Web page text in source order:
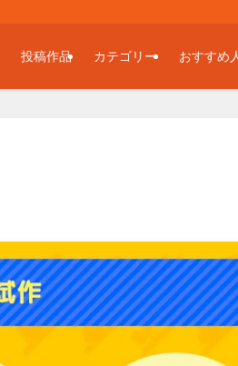
投稿作品 カテゴリー おすすめ